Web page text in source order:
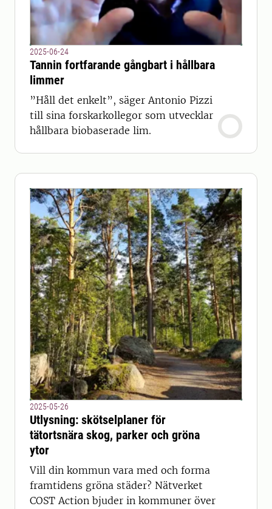
2025-06-24
Tannin fortfarande gångbart i hållbara
limmer
”Håll det enkelt”, säger Antonio Pizzi
till sina forskarkollegor som utvecklar
hållbara biobaserade lim.
2025-05-26
Utlysning: skötselplaner för
tätortsnära skog, parker och gröna
ytor
Vill din kommun vara med och forma
framtidens gröna städer? Nätverket
COST Action bjuder in kommuner över